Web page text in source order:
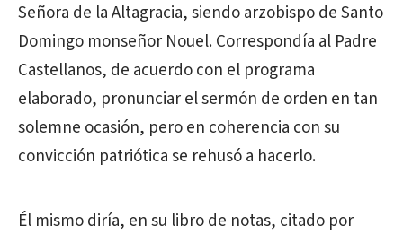
Señora de la Altagracia, siendo arzobispo de Santo
Domingo monseñor Nouel. Correspondía al Padre
Castellanos, de acuerdo con el programa
elaborado, pronunciar el sermón de orden en tan
solemne ocasión, pero en coherencia con su
convicción patriótica se rehusó a hacerlo.
Él mismo diría, en su libro de notas, citado por